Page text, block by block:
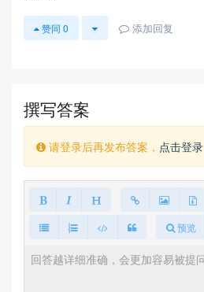
赞同 0 添加回复
撰写答案
请登录后再发布答案， 点击登录
预览